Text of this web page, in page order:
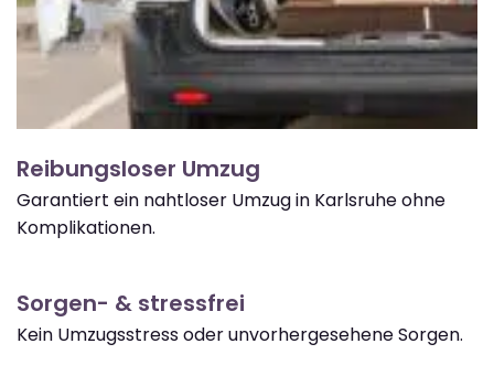
Reibungsloser Umzug
Garantiert ein nahtloser Umzug in Karlsruhe ohne
Komplikationen.
Sorgen- & stressfrei
Kein Umzugsstress oder unvorhergesehene Sorgen.